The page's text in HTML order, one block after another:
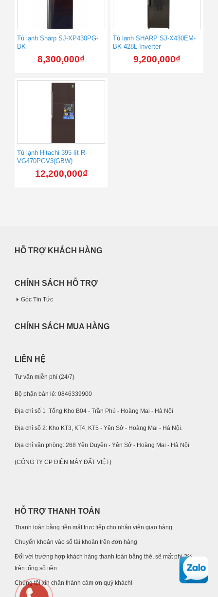
Tủ lạnh Sharp SJ-XP430PG-
BK
8,300,000₫
Tủ lạnh SHARP SJ-X430EM-
BK 428L Inverter
9,200,000₫
Tủ lạnh Hitachi 395 lít R-
VG470PGV3(GBW)
12,200,000₫
HỖ TRỢ KHÁCH HÀNG
CHÍNH SÁCH HỖ TRỢ
Góc Tin Tức
CHÍNH SÁCH MUA HÀNG
LIÊN HỆ
Tư vấn miễn phí (24/7)
Bộ phận bán lẻ: 0846339900
Địa chỉ số 1 :Tổng Kho B04 - Trần Phú - Hoàng Mai - Hà Nội
Địa chỉ số 2: Kho KT3, KT4, KT5 - Yên Sở - Hoàng Mai - Hà Nội.
Địa chỉ văn phòng: 268 Yên Duyên - Yên Sở - Hoàng Mai - Hà Nội
(CÔNG TY CP ĐIỆN MÁY ĐẤT VIỆT)
HỖ TRỢ THANH TOÁN
Thanh toán bằng tiền mặt trực tiếp cho nhân viên giao hàng.
Chuyển khoản vào số tài khoản trên đơn hàng
Đối với trường hợp khách hàng thanh toán bằng thẻ, sẽ mất phí 2%
trên tổng số tiền .
Chúng tôi xin chân thành cảm ơn quý khách!